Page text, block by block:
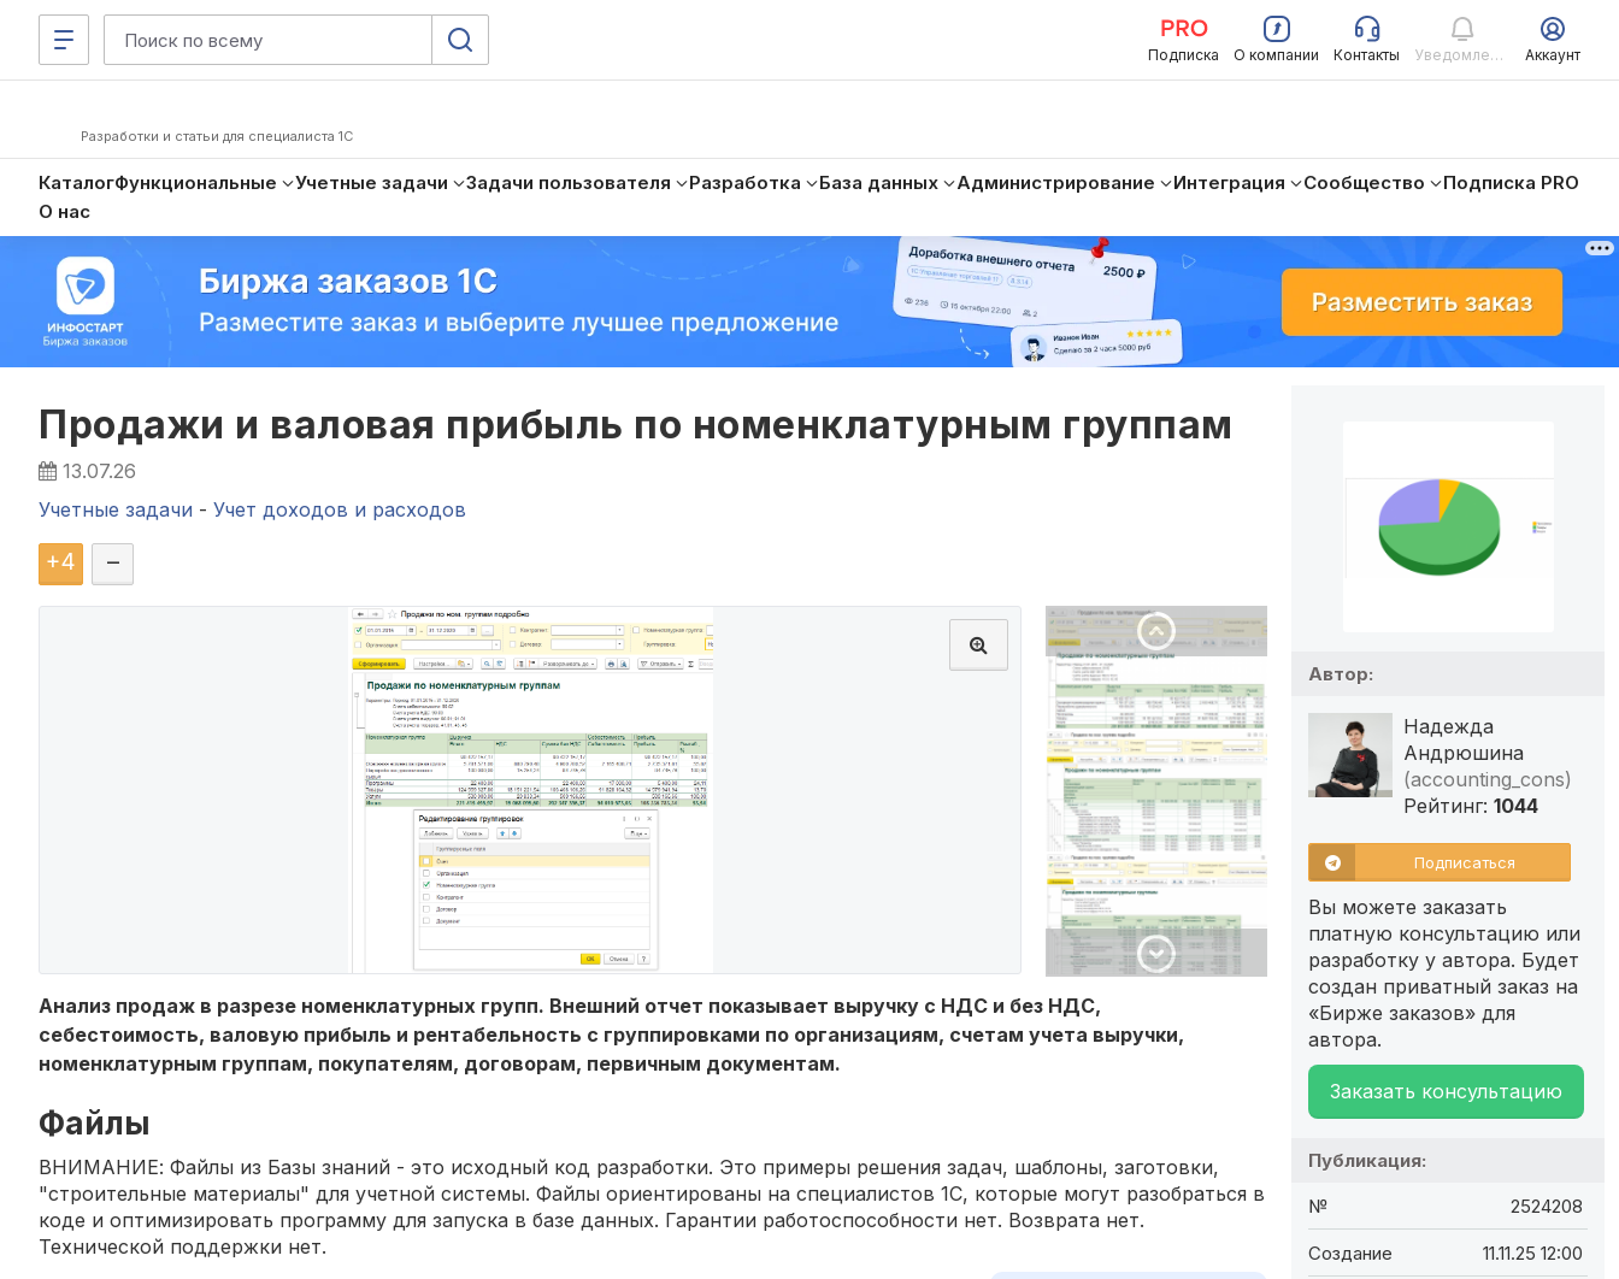
Подписка О компании Контакты Уведомления Аккаунт
Разработки и статьи для специалиста 1С
КаталогФункциональные Учетные задачи Задачи пользователя Разработка База данных Администрирование Интеграция Сообщество
Подписка PRO
О нас
Продажи и валовая прибыль по номенклатурным группам
13.07.26
Учетные задачи - Учет доходов и расходов
+4 –
Анализ продаж в разрезе номенклатурных групп. Внешний отчет показывает выручку с НДС и без НДС,
себестоимость, валовую прибыль и рентабельность с группировками по организациям, счетам учета выручки,
номенклатурным группам, покупателям, договорам, первичным документам.
Файлы
ВНИМАНИЕ: Файлы из Базы знаний - это исходный код разработки. Это примеры решения задач, шаблоны, заготовки,
"строительные материалы" для учетной системы. Файлы ориентированы на специалистов 1С, которые могут разобраться в
коде и оптимизировать программу для запуска в базе данных. Гарантии работоспособности нет. Возврата нет.
Технической поддержки нет.
Автор:
Надежда
Андрюшина
(accounting_cons)
Рейтинг: 1044
Подписаться
Вы можете заказать
платную консультацию или
разработку у автора. Будет
создан приватный заказ на
«Бирже заказов» для
автора.
Заказать консультацию
Публикация:
№ 2524208
Создание 11.11.25 12:00